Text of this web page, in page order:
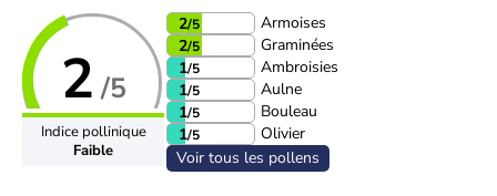
2 /5
Indice pollinique
Faible
2/5
Armoises
2/5
Graminées
1/5
Ambroisies
1/5
Aulne
1/5
Bouleau
1/5
Olivier
Voir tous les pollens